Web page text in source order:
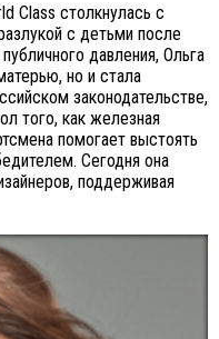
Class столкнулась с
с детьми после
давления, Ольга
но и стала
законодательстве,
того, как железная
помогает выстоять
Сегодня она
поддерживая